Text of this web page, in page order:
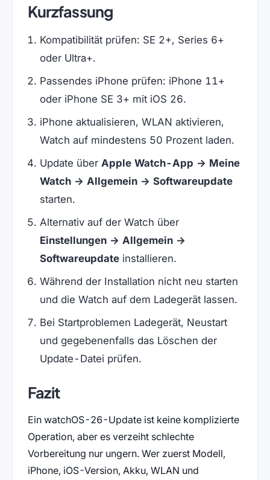
Kurzfassung
Kompatibilität prüfen: SE 2+, Series 6+
oder Ultra+.
Passendes iPhone prüfen: iPhone 11+
oder iPhone SE 3+ mit iOS 26.
iPhone aktualisieren, WLAN aktivieren,
Watch auf mindestens 50 Prozent laden.
Update über Apple Watch-App → Meine
Watch → Allgemein → Softwareupdate
starten.
Alternativ auf der Watch über
Einstellungen → Allgemein →
Softwareupdateinstallieren.
Während der Installation nicht neu starten
und die Watch auf dem Ladegerät lassen.
Bei Startproblemen Ladegerät, Neustart
und gegebenenfalls das Löschen der
Update-Datei prüfen.
Fazit
Ein watchOS-26-Update ist keine komplizierte
Operation, aber es verzeiht schlechte
Vorbereitung nur ungern. Wer zuerst Modell,
iPhone, iOS-Version, Akku, WLAN und